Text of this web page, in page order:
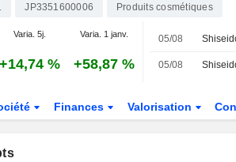
JP3351600006 Produits cosmétiques
Varia. 5j. Varia. 1 janv.
+14,74 % +58,87 %
05/08
05/08
Finances Valorisation